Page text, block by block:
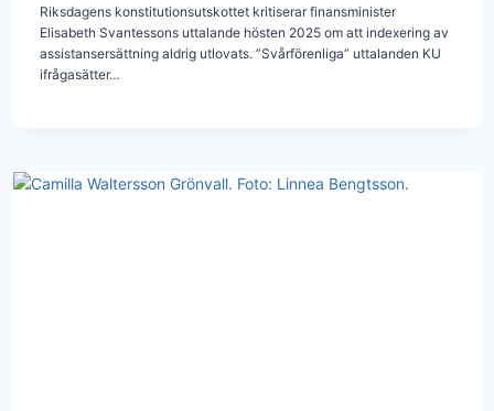
Riksdagens konstitutionsutskottet kritiserar finansminister
Elisabeth Svantessons uttalande hösten 2025 om att indexering av
assistansersättning aldrig utlovats. ”Svårförenliga” uttalanden KU
ifrågasätter…